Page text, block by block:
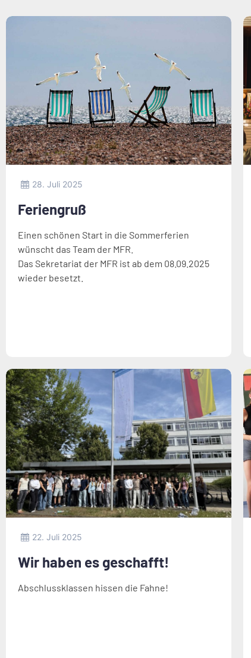
28. Juli 2025
Feriengruß
Einen schönen Start in die Sommerferien
wünscht das Team der MFR.
Das Sekretariat der MFR ist ab dem 08.09.2025
wieder besetzt.
22. Juli 2025
Wir haben es geschafft!
Abschlussklassen hissen die Fahne!